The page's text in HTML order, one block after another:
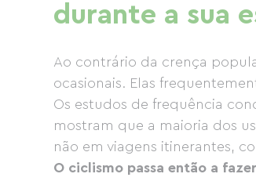
durante a sua
Ao contrário da crença
ocasionais. Elas
Os estudos de frequência
mostram que a maioria dos
não em viagens itinerantes,
O ciclismo passa então a